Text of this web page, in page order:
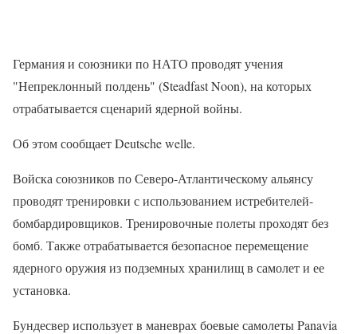
Германия и союзники по НАТО проводят учения
"Непреклонный полдень" (Steadfast Noon), на которых
отрабатывается сценарий ядерной войны.
Об этом сообщает Deutsche welle.
Войска союзников по Северо-Атлантическому альянсу
проводят тренировки с использованием истребителей-
бомбардировщиков. Тренировочные полеты проходят без
бомб. Также отрабатывается безопасное перемещение
ядерного оружия из подземных хранилищ в самолет и ее
установка.
Бундесвер использует в маневрах боевые самолеты Panavia